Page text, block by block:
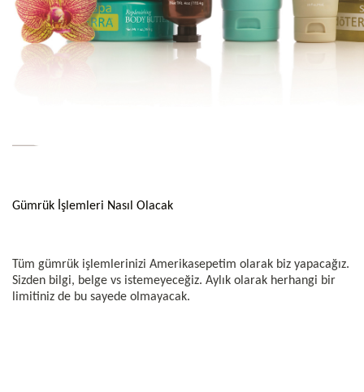
Gümrük İşlemleri Nasıl Olacak
Tüm gümrük işlemlerinizi Amerikasepetim olarak biz yapacağız.
Sizden bilgi, belge vs istemeyeceğiz. Aylık olarak herhangi bir
limitiniz de bu sayede olmayacak.